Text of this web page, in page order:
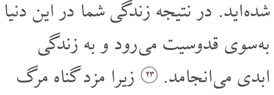
شده اید. در نتیجه زندگی شما در این دنیا
به سوی قدوسیت می رود و به زندگی
ابدی می انجامد.
۲۳ زیرا مزد گناه مرگ